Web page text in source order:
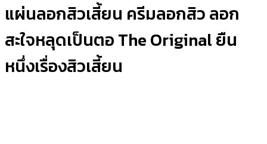
แผ่นลอกสิวเสี้ยน ครีมลอกสิว ลอก
สะใจหลุดเป็นตอ The Original ยืน
หนึ่งเรื่องสิวเสี้ยน